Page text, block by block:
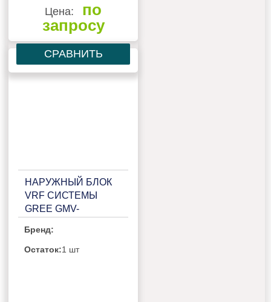
Цена:
по
запросу
СРАВНИТЬ
НАРУЖНЫЙ БЛОК
VRF СИСТЕМЫ
GREE GMV-
Бренд:
Остаток:1 шт